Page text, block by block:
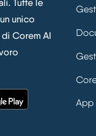
Tutte le
unico
Corem AI
App